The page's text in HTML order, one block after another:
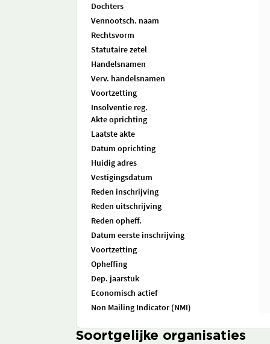
Dochters
Vennootsch. naam
Rechtsvorm
Statutaire zetel
Handelsnamen
Verv. handelsnamen
Voortzetting
Insolventie reg.
Akte oprichting
Laatste akte
Datum oprichting
Huidig adres
Vestigingsdatum
Reden inschrijving
Reden uitschrijving
Reden opheff.
Datum eerste inschrijving
Voortzetting
Opheffing
Dep. jaarstuk
Economisch actief
Non Mailing Indicator (NMI)
Soortgelijke organisaties